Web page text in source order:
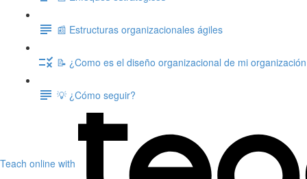
📰 Estructuras organizacionales ágiles
📝 ¿Como es el diseño organizacional de mi
💡 ¿Cómo seguir?
Teach online with